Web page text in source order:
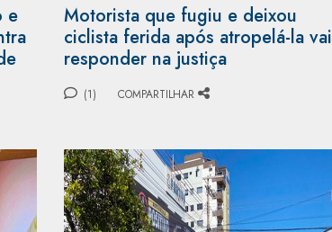
e
Motorista que fugiu e deixou
ciclista ferida após atropelá-la vai
responder na justiça
(1) COMPARTILHAR